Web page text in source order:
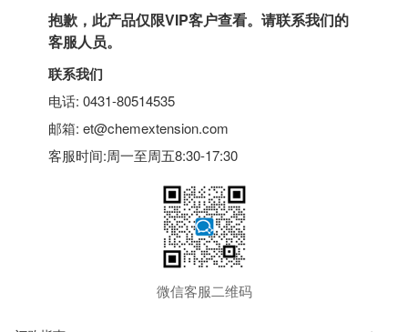
抱歉，此产品仅限VIP客户查看。请联系我们的
客服人员。
联系我们
电话: 0431-80514535
邮箱: et@chemextension.com
客服时间:周一至周五8:30-17:30
微信客服二维码